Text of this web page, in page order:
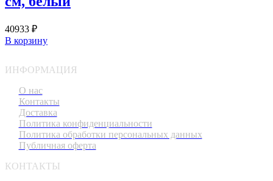
40933 ₽
В корзину
ИНФОРМАЦИЯ
О нас
Контакты
Доставка
Политика конфиденциальности
Политика обработки персональных данных
Публичная оферта
КОНТАКТЫ